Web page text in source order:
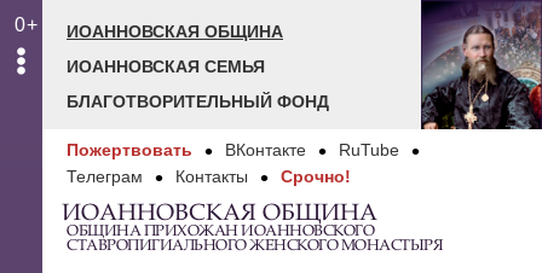
0+
ИОАННОВСКАЯ ОБЩИНА
ИОАННОВСКАЯ СЕМЬЯ
БЛАГОТВОРИТЕЛЬНЫЙ ФОНД
Пожертвовать ВКонтакте
RuTube
Телеграм
Контакты Срочно!
ИОАННОВСКАЯ ОБЩИНА
ОБЩИНА ПРИХОЖАН ИОАННОВСКОГО
СТАВРОПИГИАЛЬНОГО ЖЕНСКОГО МОНАСТЫРЯ